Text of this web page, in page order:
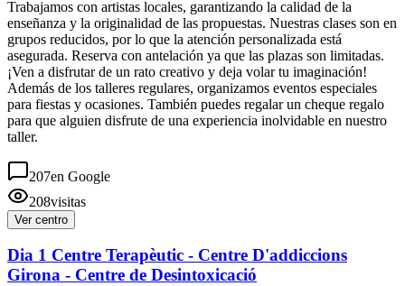
Trabajamos con artistas locales, garantizando la calidad de la
enseñanza y la originalidad de las propuestas. Nuestras clases son en
grupos reducidos, por lo que la atención personalizada está
asegurada. Reserva con antelación ya que las plazas son limitadas.
¡Ven a disfrutar de un rato creativo y deja volar tu imaginación!
Además de los talleres regulares, organizamos eventos especiales
para fiestas y ocasiones. También puedes regalar un cheque regalo
para que alguien disfrute de una experiencia inolvidable en nuestro
taller.
207en Google
208visitas
Ver centro
Dia 1 Centre Terapèutic - Centre D'addiccions
Girona - Centre de Desintoxicació